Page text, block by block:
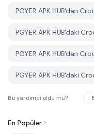
PGYER APK HUB'dan
Bu yardımcı oldu mu?
En Popüler